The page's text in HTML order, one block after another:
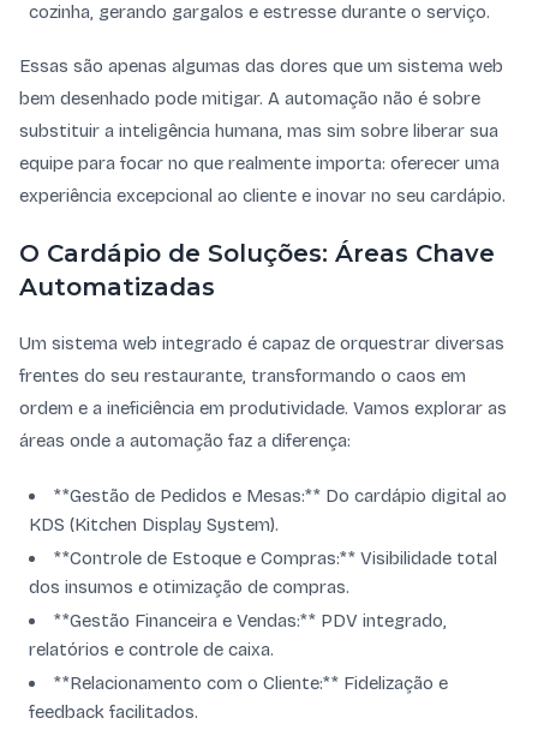
cozinha, gerando gargalos e estresse durante o serviço.
Essas são apenas algumas das dores que um sistema web
bem desenhado pode mitigar. A automação não é sobre
substituir a inteligência humana, mas sim sobre liberar sua
equipe para focar no que realmente importa: oferecer uma
experiência excepcional ao cliente e inovar no seu cardápio.
O Cardápio de Soluções: Áreas Chave
Automatizadas
Um sistema web integrado é capaz de orquestrar diversas
frentes do seu restaurante, transformando o caos em
ordem e a ineficiência em produtividade. Vamos explorar as
áreas onde a automação faz a diferença:
**Gestão de Pedidos e Mesas:** Do cardápio digital ao
KDS (Kitchen Display System).
**Controle de Estoque e Compras:** Visibilidade total
dos insumos e otimização de compras.
**Gestão Financeira e Vendas:** PDV integrado,
relatórios e controle de caixa.
**Relacionamento com o Cliente:** Fidelização e
feedback facilitados.